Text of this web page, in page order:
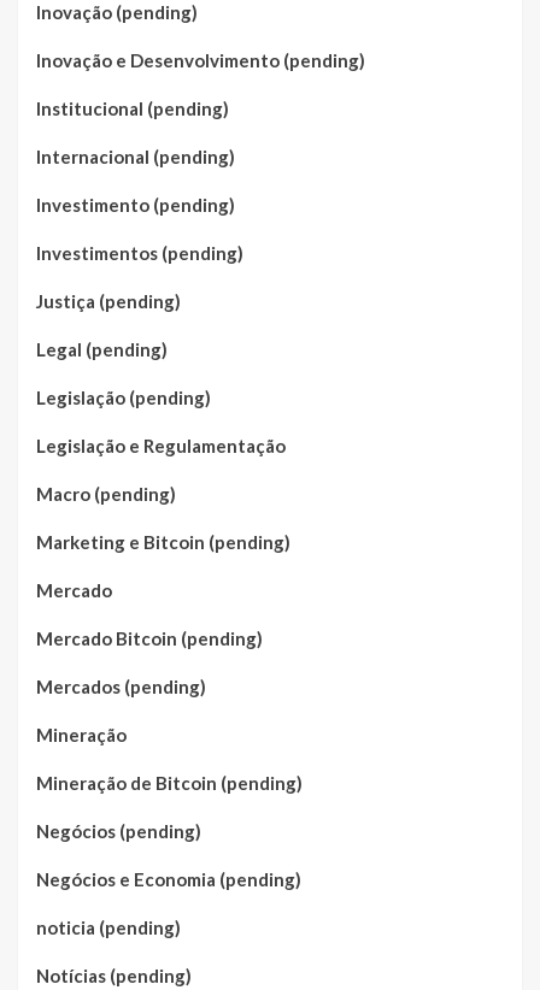
Inovação (pending)
Inovação e Desenvolvimento (pending)
Institucional (pending)
Internacional (pending)
Investimento (pending)
Investimentos (pending)
Justiça (pending)
Legal (pending)
Legislação (pending)
Legislação e Regulamentação
Macro (pending)
Marketing e Bitcoin (pending)
Mercado
Mercado Bitcoin (pending)
Mercados (pending)
Mineração
Mineração de Bitcoin (pending)
Negócios (pending)
Negócios e Economia (pending)
noticia (pending)
Notícias (pending)